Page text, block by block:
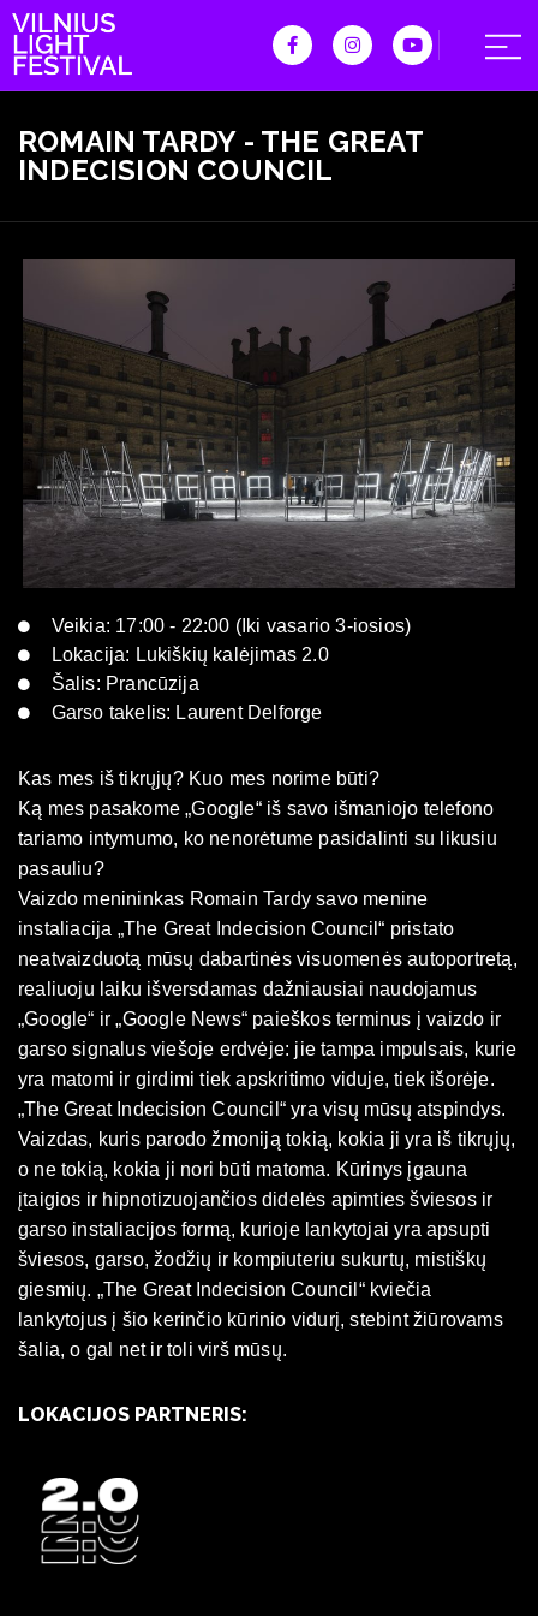
ROMAIN TARDY - THE GREAT
INDECISION COUNCIL
Veikia: 17:00 - 22:00 (Iki vasario 3-iosios)
Lokacija: Lukiškių kalėjimas 2.0
Šalis: Prancūzija
Garso takelis: Laurent Delforge
Kas mes iš tikrųjų? Kuo mes norime būti?
Ką mes pasakome „Google“ iš savo išmaniojo telefono
tariamo intymumo, ko nenorėtume pasidalinti su likusiu
pasauliu?
Vaizdo menininkas Romain Tardy savo menine
instaliacija „The Great Indecision Council“ pristato
neatvaizduotą mūsų dabartinės visuomenės autoportretą,
realiuoju laiku išversdamas dažniausiai naudojamus
„Google“ ir „Google News“ paieškos terminus į vaizdo ir
garso signalus viešoje erdvėje: jie tampa impulsais, kurie
yra matomi ir girdimi tiek apskritimo viduje, tiek išorėje.
„The Great Indecision Council“ yra visų mūsų atspindys.
Vaizdas, kuris parodo žmoniją tokią, kokia ji yra iš tikrųjų,
o ne tokią, kokia ji nori būti matoma. Kūrinys įgauna
įtaigios ir hipnotizuojančios didelės apimties šviesos ir
garso instaliacijos formą, kurioje lankytojai yra apsupti
šviesos, garso, žodžių ir kompiuteriu sukurtų, mistiškų
giesmių. „The Great Indecision Council“ kviečia
lankytojus į šio kerinčio kūrinio vidurį, stebint žiūrovams
šalia, o gal net ir toli virš mūsų.
LOKACIJOS PARTNERIS: